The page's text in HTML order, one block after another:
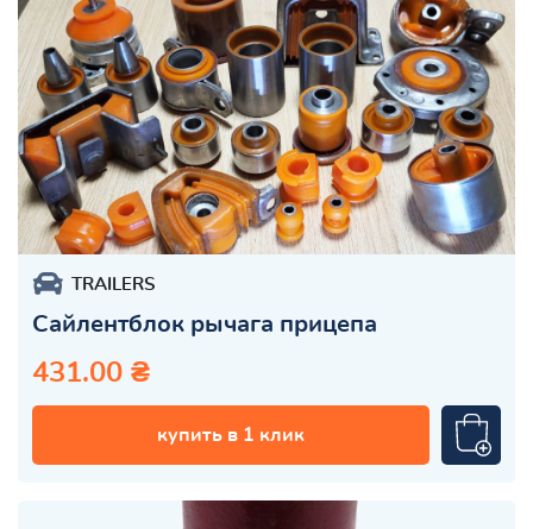
TRAILERS
Сайлентблок рычага прицепа
431.00 ₴
купить в 1 клик